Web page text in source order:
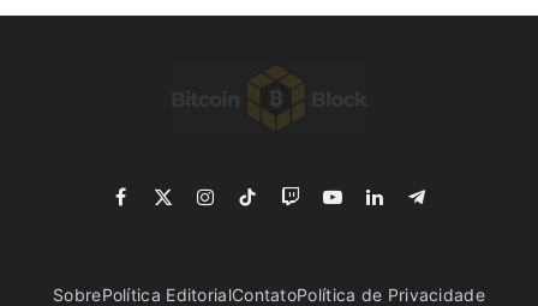
Facebook
X
Instagram
TikTokTwitchYouTubeLinkedInTelegram
SobrePolítica EditorialContatoPolítica de Privacidade